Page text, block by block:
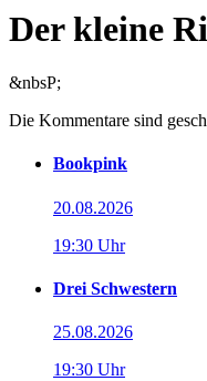
Der kleine
&nbsP;
Die Kommentare sind
Bookpink
20.08.2026
19:30 Uhr
Drei Schwestern
25.08.2026
19:30 Uhr